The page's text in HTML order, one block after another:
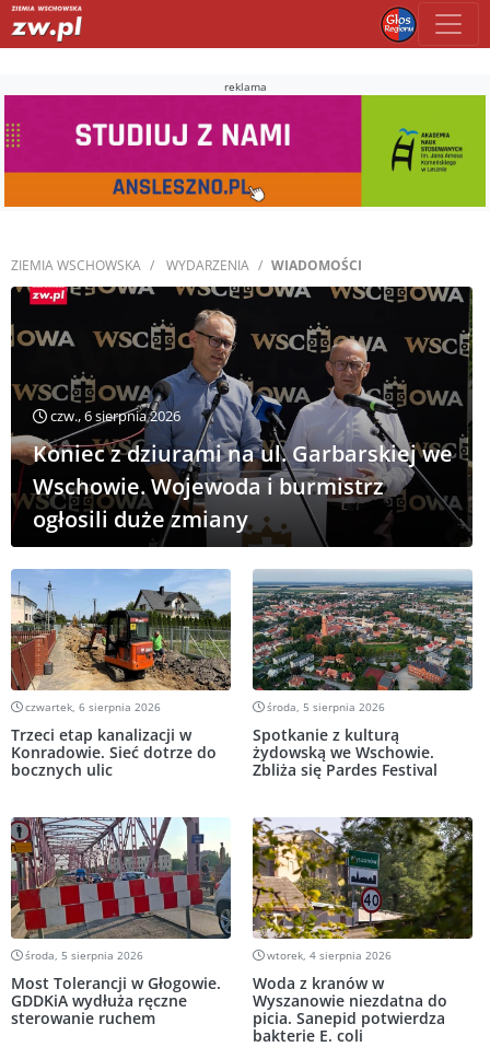
reklama
ZIEMIA WSCHOWSKA WYDARZENIA WIADOMOŚCI
czw., 6 sierpnia 2026
Koniec z dziurami na ul. Garbarskiej we
Wschowie. Wojewoda i burmistrz
ogłosili duże zmiany
czwartek, 6 sierpnia 2026
Trzeci etap kanalizacji w
Konradowie. Sieć dotrze do
bocznych ulic
środa, 5 sierpnia 2026
Spotkanie z kulturą
żydowską we Wschowie.
Zbliża się Pardes Festival
środa, 5 sierpnia 2026
Most Tolerancji w Głogowie.
GDDKiA wydłuża ręczne
sterowanie ruchem
wtorek, 4 sierpnia 2026
Woda z kranów w
Wyszanowie niezdatna do
picia. Sanepid potwierdza
bakterie E. coli